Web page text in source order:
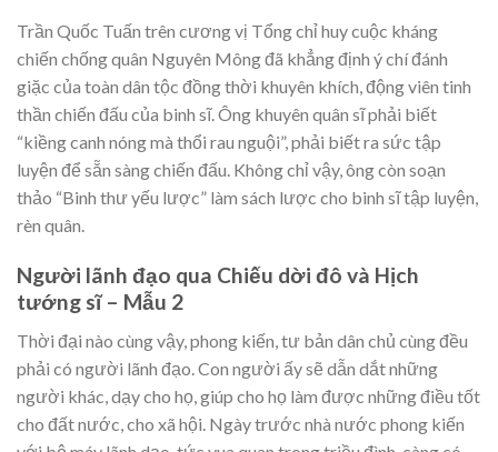
Trần Quốc Tuấn trên cương vị Tổng chỉ huy cuộc kháng
chiến chống quân Nguyên Mông đã khẳng định ý chí đánh
giặc của toàn dân tộc đồng thời khuyên khích, động viên tinh
thần chiến đấu của binh sĩ. Ông khuyên quân sĩ phải biết
“kiềng canh nóng mà thổi rau nguội”, phải biết ra sức tập
luyện để sẵn sàng chiến đấu. Không chỉ vậy, ông còn soạn
thảo “Binh thư yếu lược” làm sách lược cho binh sĩ tập luyện,
rèn quân.
Người lãnh đạo qua Chiếu dời đô và Hịch
tướng sĩ – Mẫu 2
Thời đại nào cùng vậy, phong kiến, tư bản dân chủ cùng đều
phải có người lãnh đạo. Con người ấy sẽ dẫn dắt những
người khác, dạy cho họ, giúp cho họ làm được những điều tốt
cho đất nước, cho xã hội. Ngày trước nhà nước phong kiến